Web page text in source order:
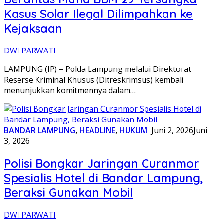
Kasus Solar Ilegal Dilimpahkan ke
Kejaksaan
DWI PARWATI
LAMPUNG (IP) – Polda Lampung melalui Direktorat
Reserse Kriminal Khusus (Ditreskrimsus) kembali
menunjukkan komitmennya dalam…
BANDAR LAMPUNG, HEADLINE, HUKUM Juni 2, 2026Juni
3, 2026
Polisi Bongkar Jaringan Curanmor
Spesialis Hotel di Bandar Lampung,
Beraksi Gunakan Mobil
DWI PARWATI